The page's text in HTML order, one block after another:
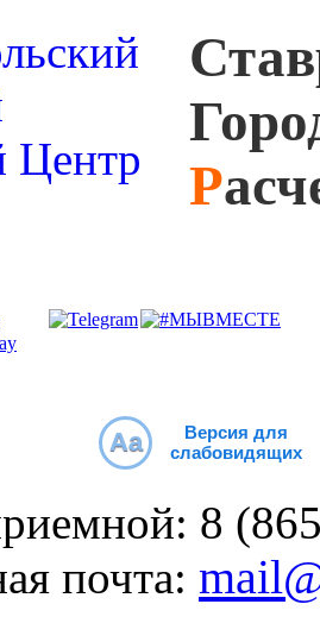
С
Г
Р
Aa
Версия для
слабовидящих
8
почта: